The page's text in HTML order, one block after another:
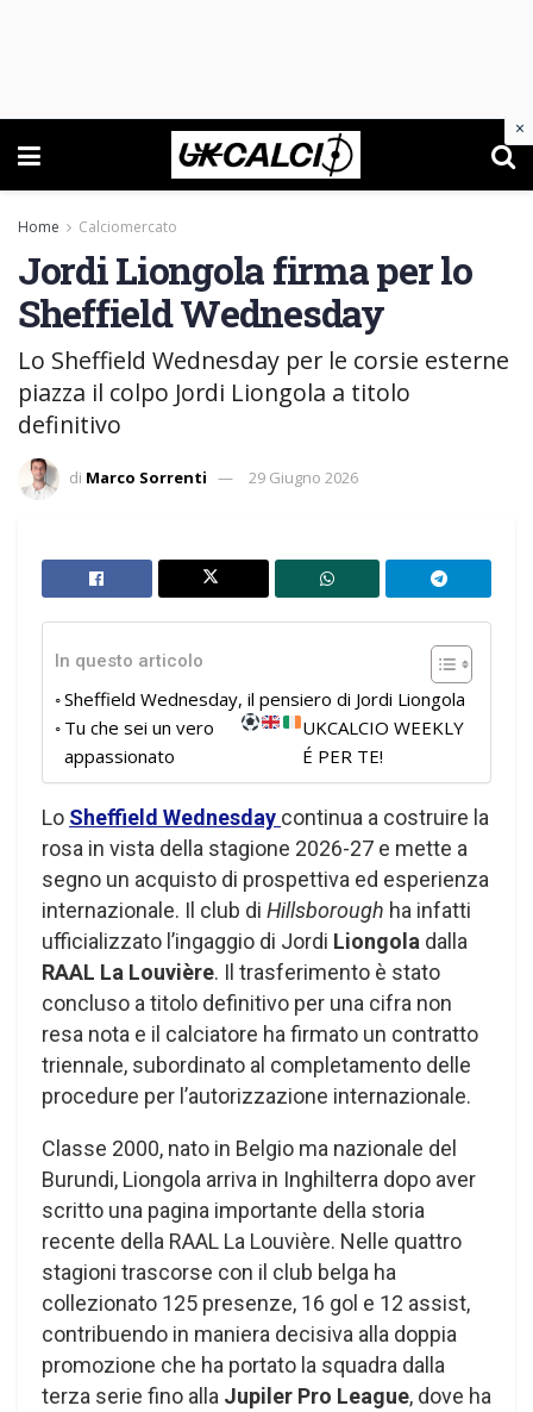
Home Calciomercato
Jordi Liongola firma per lo
Sheffield Wednesday
Lo Sheffield Wednesday per le corsie esterne
piazza il colpo Jordi Liongola a titolo
definitivo
di Marco Sorrenti 29 Giugno 2026
In questo articolo
Sheffield Wednesday, il pensiero di Jordi Liongola
Tu che sei un vero
appassionato
UKCALCIO WEEKLY
É PER TE!
Lo Sheffield Wednesday continua a costruire la
rosa in vista della stagione 2026-27 e mette a
segno un acquisto di prospettiva ed esperienza
internazionale. Il club di Hillsborough ha infatti
ufficializzato l’ingaggio di Jordi Liongola dalla
RAAL La Louvière. Il trasferimento è stato
concluso a titolo definitivo per una cifra non
resa nota e il calciatore ha firmato un contratto
triennale, subordinato al completamento delle
procedure per l’autorizzazione internazionale.
Classe 2000, nato in Belgio ma nazionale del
Burundi, Liongola arriva in Inghilterra dopo aver
scritto una pagina importante della storia
recente della RAAL La Louvière. Nelle quattro
stagioni trascorse con il club belga ha
collezionato 125 presenze, 16 gol e 12 assist,
contribuendo in maniera decisiva alla doppia
promozione che ha portato la squadra dalla
terza serie fino alla Jupiler Pro League, dove ha
×